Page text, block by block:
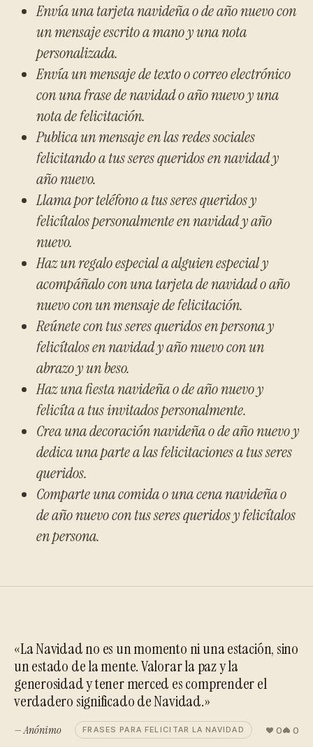
Envía una tarjeta navideña o de año nuevo con
un mensaje escrito a mano y una nota
personalizada.
Envía un mensaje de texto o correo electrónico
con una frase de navidad o año nuevo y una
nota de felicitación.
Publica un mensaje en las redes sociales
felicitando a tus seres queridos en navidad y
año nuevo.
Llama por teléfono a tus seres queridos y
felicítalos personalmente en navidad y año
nuevo.
Haz un regalo especial a alguien especial y
acompáñalo con una tarjeta de navidad o año
nuevo con un mensaje de felicitación.
Reúnete con tus seres queridos en persona y
felicítalos en navidad y año nuevo con un
abrazo y un beso.
Haz una fiesta navideña o de año nuevo y
felicíta a tus invitados personalmente.
Crea una decoración navideña o de año nuevo y
dedica una parte a las felicitaciones a tus seres
queridos.
Comparte una comida o una cena navideña o
de año nuevo con tus seres queridos y felicítalos
en persona.
«La Navidad no es un momento ni una estación, sino
un estado de la mente. Valorar la paz y la
generosidad y tener merced es comprender el
verdadero significado de Navidad.»
— Anónimo FRASES PARA FELICITAR LA NAVIDAD 0 0